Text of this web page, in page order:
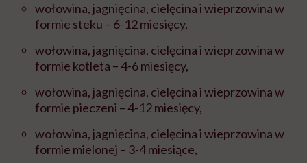
wołowina, jagnięcina, cielęcina i wieprzowina w
formie steku – 6-12 miesięcy,
wołowina, jagnięcina, cielęcina i wieprzowina w
formie kotleta – 4-6 miesięcy,
wołowina, jagnięcina, cielęcina i wieprzowina w
formie pieczeni – 4-12 miesięcy,
wołowina, jagnięcina, cielęcina i wieprzowina w
formie mielonej – 3-4 miesiące,